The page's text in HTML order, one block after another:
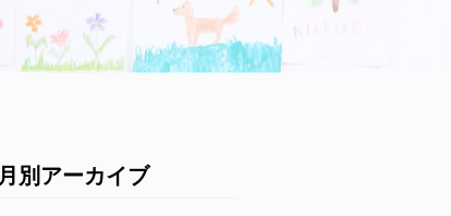
月別アーカイブ